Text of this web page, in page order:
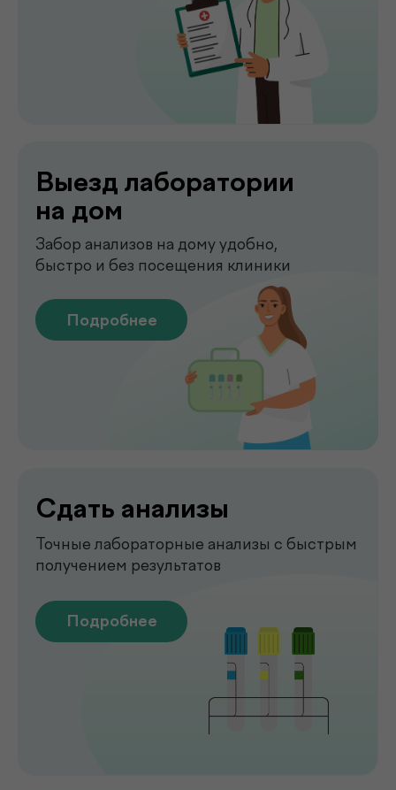
Рентген
Быстрая и точная диагностика состояния
Подробнее